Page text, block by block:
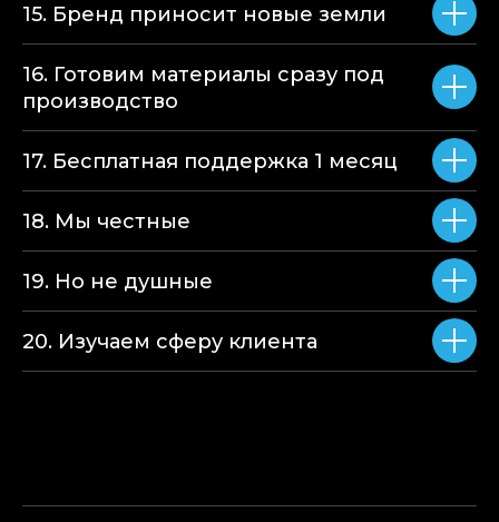
15. Бренд приносит новые земли
16. Готовим материалы сразу под
производство
17. Бесплатная поддержка 1 месяц
18. Мы честные
19. Но не душные
20. Изучаем сферу клиента